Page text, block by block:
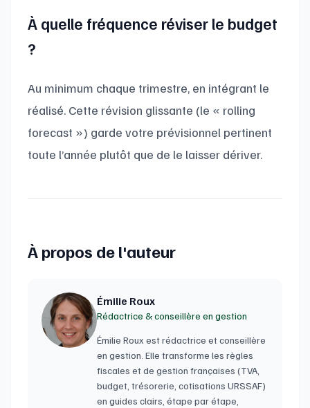
À quelle fréquence réviser le budget
?
Au minimum chaque trimestre, en intégrant le
réalisé. Cette révision glissante (le « rolling
forecast ») garde votre prévisionnel pertinent
toute l’année plutôt que de le laisser dériver.
À propos de l'auteur
Émilie Roux
Rédactrice & conseillère en gestion
Émilie Roux est rédactrice et conseillère
en gestion. Elle transforme les règles
fiscales et de gestion françaises (TVA,
budget, trésorerie, cotisations URSSAF)
en guides clairs, étape par étape,